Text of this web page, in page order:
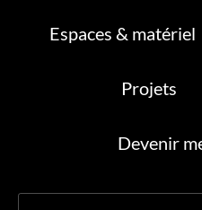
Espaces & matériel
Projets
Devenir